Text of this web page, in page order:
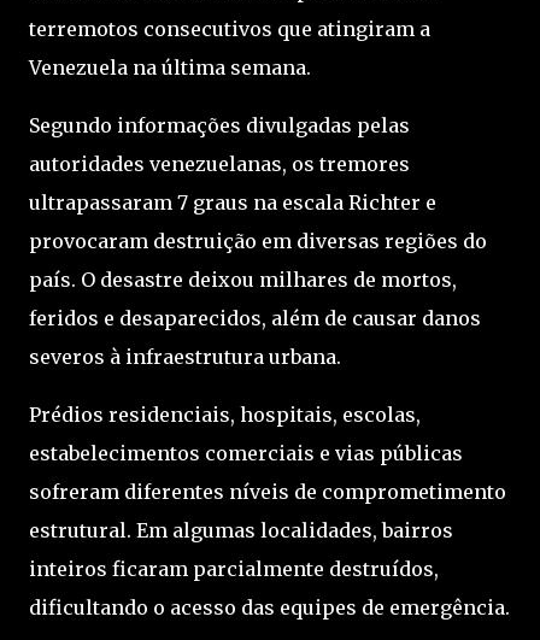
terremotos consecutivos que atingiram a
Venezuela na última semana.
Segundo informações divulgadas pelas
autoridades venezuelanas, os tremores
ultrapassaram 7 graus na escala Richter e
provocaram destruição em diversas regiões do
país. O desastre deixou milhares de mortos,
feridos e desaparecidos, além de causar danos
severos à infraestrutura urbana.
Prédios residenciais, hospitais, escolas,
estabelecimentos comerciais e vias públicas
sofreram diferentes níveis de comprometimento
estrutural. Em algumas localidades, bairros
inteiros ficaram parcialmente destruídos,
dificultando o acesso das equipes de emergência.